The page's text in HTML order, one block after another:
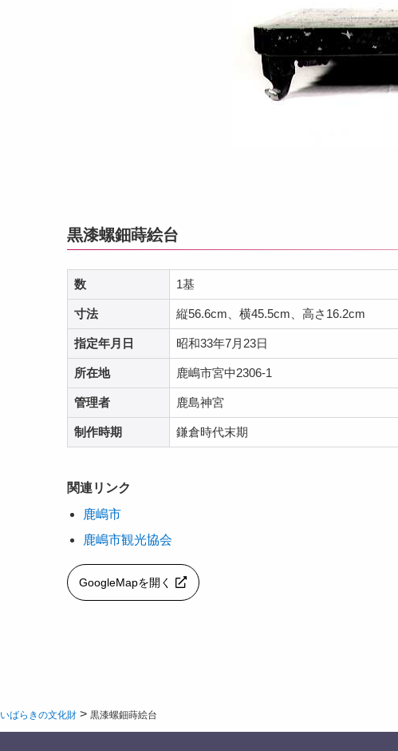
黒漆螺鈿蒔絵台
数 1基
寸法 縦56.6cm、横45.5cm、高さ16.2cm
指定年月日 昭和33年7月23日
所在地 鹿嶋市宮中2306-1
管理者 鹿島神宮
制作時期 鎌倉時代末期
関連リンク
鹿嶋市
鹿嶋市観光協会
GoogleMapを開く
いばらきの文化財 > 黒漆螺鈿蒔絵台